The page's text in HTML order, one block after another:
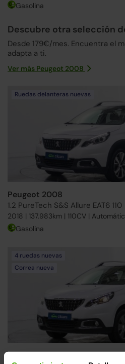
Gasolina
Descubre otra selección
Desde 179€/mes. Encuentra el
adapta a ti.
Ver más Peugeot 2008
Ruedas delanteras nuevas
Peugeot 2008
1.2 PureTech S&S Allure EAT6 110
2018 | 137.983km | 110CV |
Gasolina
4 ruedas nuevas
Correa nueva
Peugeot 2008